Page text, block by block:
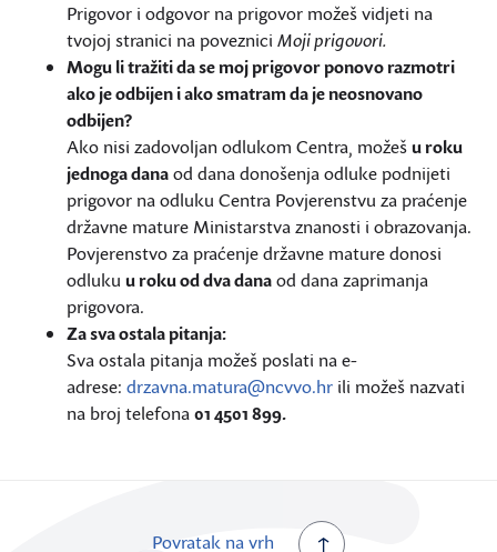
Prigovor i odgovor na prigovor možeš vidjeti na
tvojoj stranici na poveznici Moji prigovori.
Mogu li tražiti da se moj prigovor ponovo razmotri
ako je odbijen i ako smatram da je neosnovano
odbijen?
Ako nisi zadovoljan odlukom Centra, možešu roku
jednoga danaod dana donošenja odluke podnijeti
prigovor na odluku Centra Povjerenstvu za praćenje
državne mature Ministarstva znanosti i obrazovanja.
Povjerenstvo za praćenje državne mature donosi
odluku u roku od dva danaod dana zaprimanja
prigovora.
Za sva ostala pitanja:
Sva ostala pitanja možeš poslati na e-
adrese: drzavna.matura@ncvvo.hr ili možeš nazvati
na broj telefona01 4501 899.
Povratak na vrh